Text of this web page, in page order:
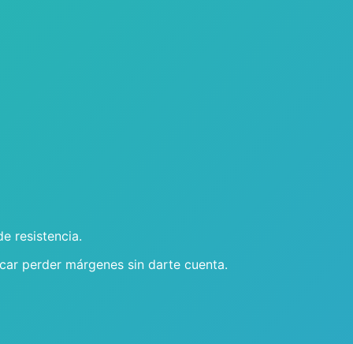
resistencia.
perder márgenes sin darte cuenta.